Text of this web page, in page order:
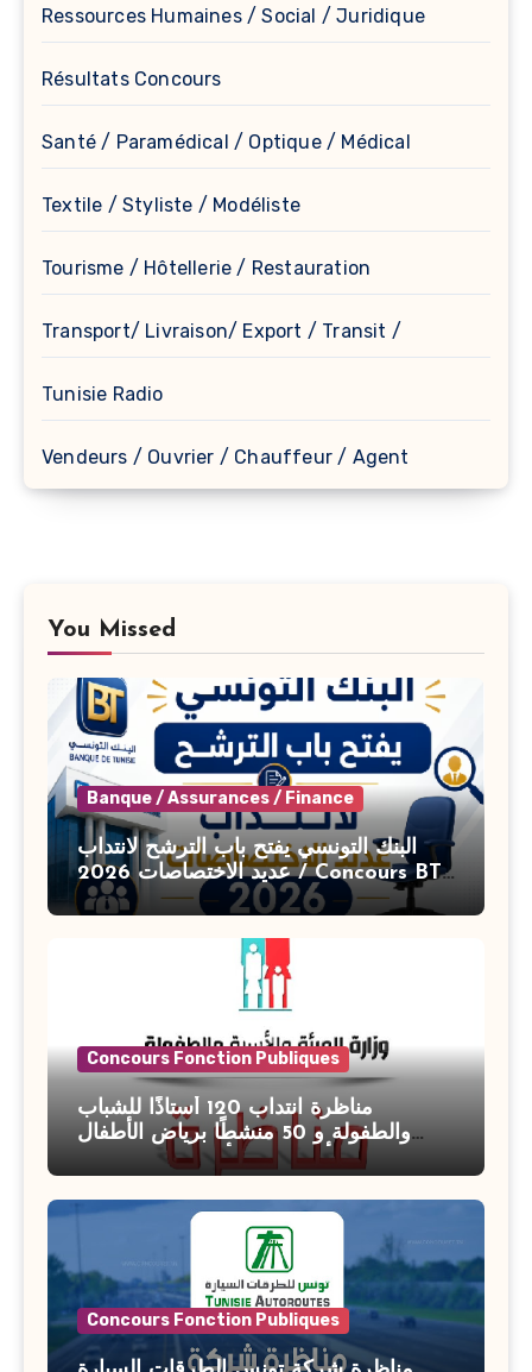
Ressources Humaines / Social / Juridique
Résultats Concours
Santé / Paramédical / Optique / Médical
Textile / Styliste / Modéliste
Tourisme / Hôtellerie / Restauration
Transport/ Livraison/ Export / Transit /
Tunisie Radio
Vendeurs / Ouvrier / Chauffeur / Agent
You Missed
Banque / Assurances / Finance
البنك التونسي يفتح باب الترشح لانتداب
عديد الاختصاصات 2026 / Concours BT
Banque de Tunisie 2026
Concours Fonction Publiques
مناظرة انتداب 120 أستاذًا للشباب
والطفولة و 50 منشطًا برياض الأطفال
بوزارة الأسرة والمرأة والطفولة وكبار
Concours Fonction Publiques